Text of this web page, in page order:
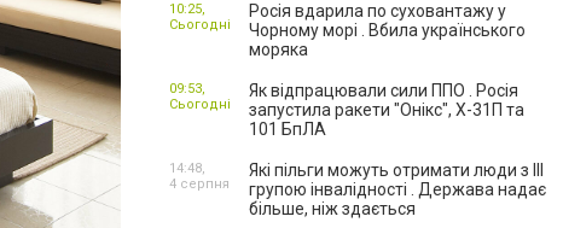
Росія вдарила по суховантажу у
Чорному морі . Вбила українського
моряка
10:25,
Сьогодні
Як відпрацювали сили ППО . Росія
запустила ракети "Онікс", Х-31П та
101 БпЛА
09:53,
Сьогодні
Які пільги можуть отримати люди з III
групою інвалідності . Держава надає
більше, ніж здається
14:48,
4 серпня